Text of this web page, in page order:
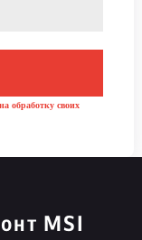
обработку своих
MSI